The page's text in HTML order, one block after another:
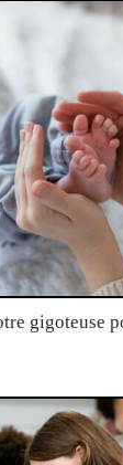
gigoteuse